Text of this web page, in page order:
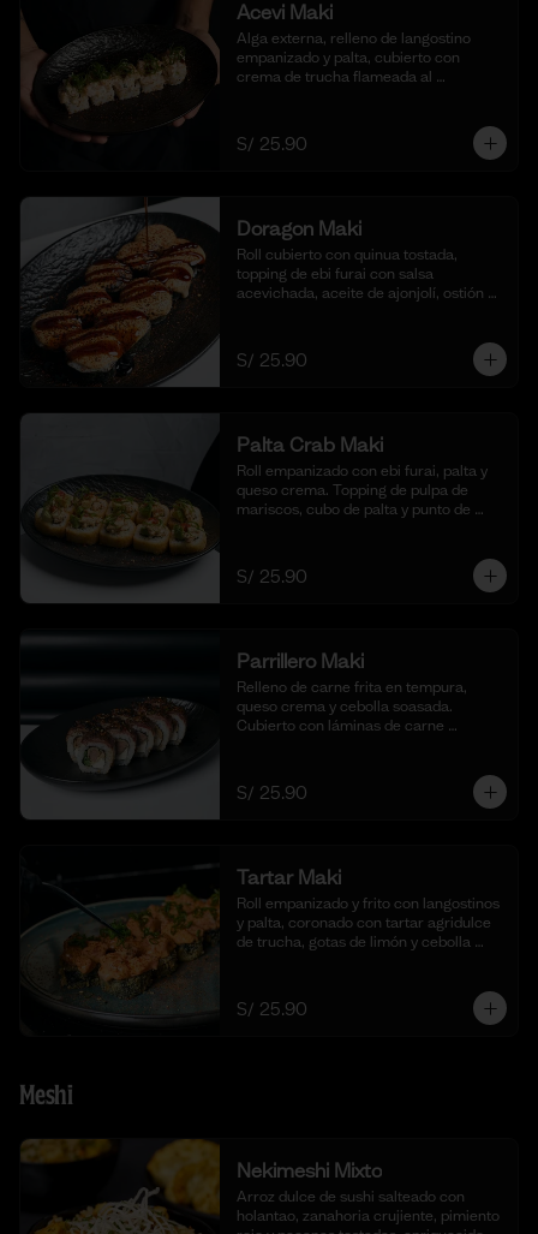
Acevi Maki
Alga externa, relleno de langostino
empanizado y palta, cubierto con
crema de trucha flameada al
S/ 25.90
Doragon Maki
Roll cubierto con quinua tostada,
topping de ebi furai con salsa
acevichada, aceite de ajonjolí, ostión y
S/ 25.90
Palta Crab Maki
Roll empanizado con ebi furai, palta y
queso crema. Topping de pulpa de
mariscos, cubo de palta y punto de
S/ 25.90
Parrillero Maki
Relleno de carne frita en tempura,
queso crema y cebolla soasada.
Cubierto con láminas de carne
S/ 25.90
Tartar Maki
Roll empanizado y frito con langostinos
y palta, coronado con tartar agridulce
de trucha, gotas de limón y cebolla
S/ 25.90
Meshi
Nekimeshi Mixto
Arroz dulce de sushi salteado con
holantao, zanahoria crujiente, pimiento